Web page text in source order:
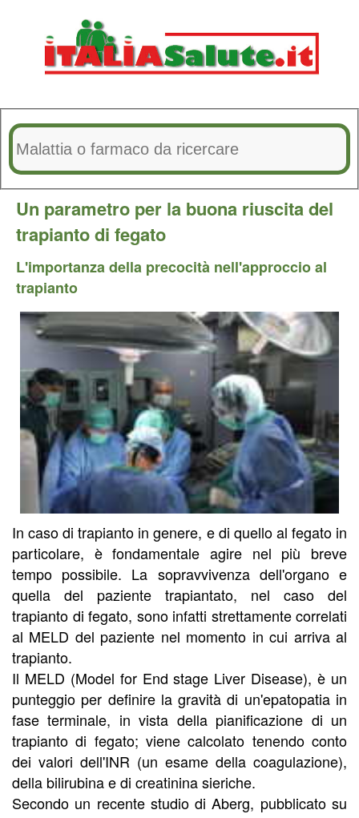
Un parametro per la buona riuscita del
trapianto di fegato
L'importanza della precocità nell'approccio al
trapianto
In caso di trapianto in genere, e di quello al fegato in
particolare, è fondamentale agire nel più breve
tempo possibile. La sopravvivenza dell'organo e
quella del paziente trapiantato, nel caso del
trapianto di fegato, sono infatti strettamente correlati
al MELD del paziente nel momento in cui arriva al
trapianto.
Il MELD (Model for End stage Liver Disease), è un
punteggio per definire la gravità di un'epatopatia in
fase terminale, in vista della pianificazione di un
trapianto di fegato; viene calcolato tenendo conto
dei valori dell'INR (un esame della coagulazione),
della bilirubina e di creatinina sieriche.
Secondo un recente studio di Aberg, pubblicato su